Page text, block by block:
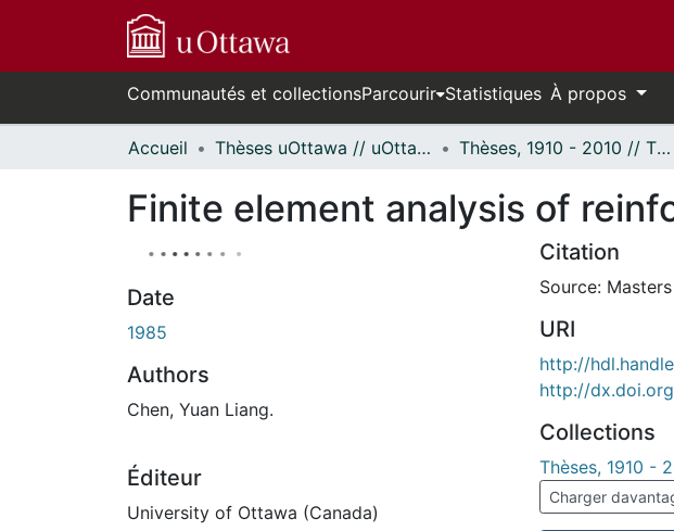
Communautés et collectionsParcourir Statistiques À propos
Accueil Thèses uOttawa // uOttawa Theses Thèses, 1910 - 2010 // Theses, 1910 - 2010
Finite element analysis of
Date
1985
Authors
Chen, Yuan Liang.
Éditeur
University of Ottawa (Canada)
Citation
Source:
URI
http://
http://
Collections
Thèses, 1910 -
Charger